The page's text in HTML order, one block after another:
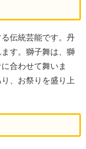
伝統芸能です。丹
す。獅子舞は、獅
合わせて舞いま
、お祭りを盛り上